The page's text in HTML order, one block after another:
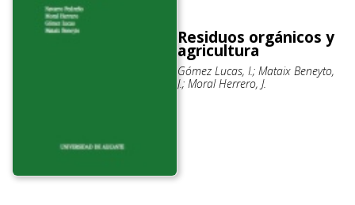
Residuos orgánicos y
agricultura
Gómez Lucas, I.; Mataix Beneyto,
J.; Moral Herrero, J.